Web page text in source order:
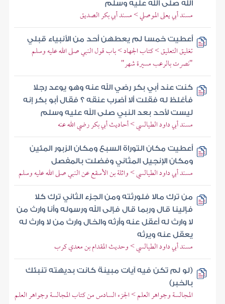
الله صلى الله عليه وسلم
مسند أبي يعلى الموصلي > مسند أبي بكر الصديق
أعطيت خمسا لم يعطهن أحد من الأنبياء قبلي
تغليق التعليق > كتاب الجهاد > باب قول النبي صلى الله عليه وسلم
"نصرت بالرعب مسيرة شهر"
كنت عند أبي بكر رضي الله عنه وهو يوعد رجلا
فأغلظ له فقلت ألا أضرب عنقه ؟ فقال أبو بكر إنه
ليست لأحد بعد النبي صلى الله عليه وسلم
مسند أبي داود الطيالسي > أحاديث أبي بكر رضي الله عنه
أعطيت مكان التوراة السبع ومكان الزبور المئين
ومكان الإنجيل المثاني وفضلت بالمفصل
مسند أبي داود الطيالسي > واثلة بن الأسقع عن النبي صلى الله عليه وسلم
من ترك مالا فلورثته ومن الجزء الثاني ترك كلا
فإلينا قال وربما قال فإلى الله ورسوله وأنا وارث من
لا وارث له أعقل عنه وأرثه والخال وارث من لا وارث له
يعقل عنه ويرثه
مسند أبي داود الطيالسي > وحديث المقدام بن معدي كرب
(لو لم تكن فيه آيات مبينة كانت بديهته تنبئك
بالخبر)
المجالسة وجواهر العلم > الجزء السادس من كتاب المجالسة وجواهر العلم